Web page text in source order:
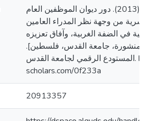
ابوالعيله، حسن سليمان. (2013). دور ديوان الموظفين العام
من وجهة نظر المدراء العامين
في الضفة الغربية، وآفاق تعزيزه
منشورة، جامعة القدس، فلسطين].
المستودع الرقمي لجامعة القدس. https://arab-
scholars.com/0f233a
20913357